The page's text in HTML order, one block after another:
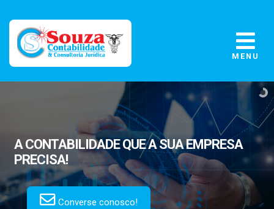
MENU
A CONTABILIDADEQUE A SUA EMPRESA
PRECISA!
Converse conosco!